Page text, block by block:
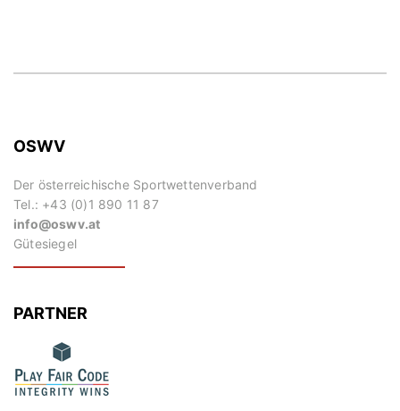
OSWV
Der österreichische Sportwettenverband
Tel.: +43 (0)1 890 11 87
info@oswv.at
Gütesiegel
PARTNER